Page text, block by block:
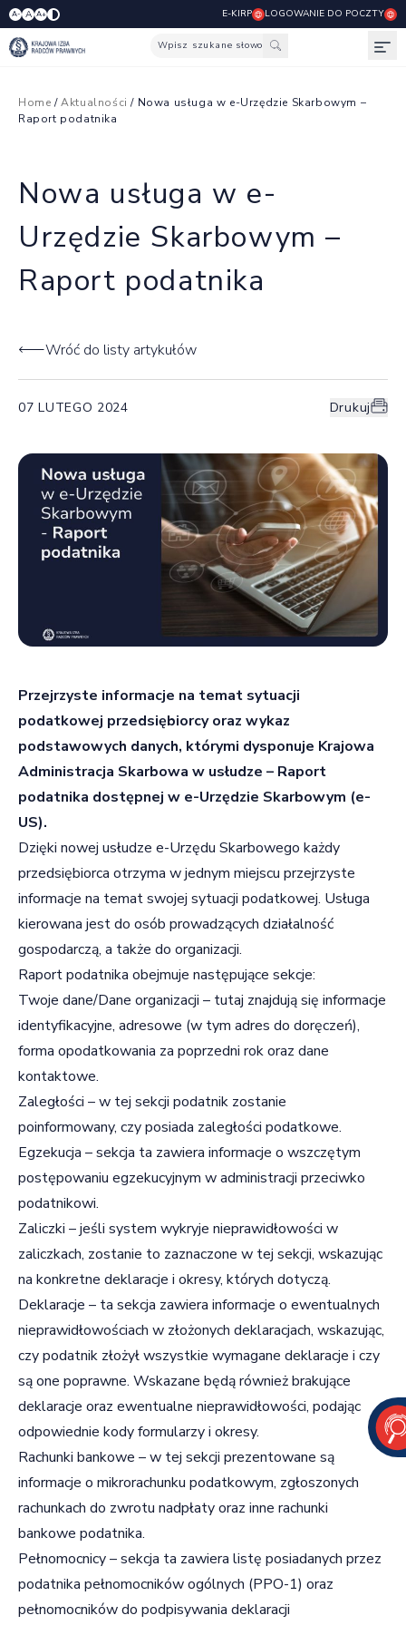
A- A A+ E-KIRP LOGOWANIE DO POCZTY
Wpisz szukane słowo
Home /Aktualności / Nowa usługa w e-Urzędzie Skarbowym –
Raport podatnika
Nowa usługa w e-
Urzędzie Skarbowym –
Raport podatnika
Wróć do listy artykułów
07 LUTEGO 2024 Drukuj
Przejrzyste informacje na temat sytuacji
podatkowej przedsiębiorcy oraz wykaz
podstawowych danych, którymi dysponuje Krajowa
Administracja Skarbowa w usłudze – Raport
podatnika dostępnej w e-Urzędzie Skarbowym (e-
US).
Dzięki nowej usłudze e-Urzędu Skarbowego każdy
przedsiębiorca otrzyma w jednym miejscu przejrzyste
informacje na temat swojej sytuacji podatkowej. Usługa
kierowana jest do osób prowadzących działalność
gospodarczą, a także do organizacji.
Raport podatnika obejmuje następujące sekcje:
Twoje dane/Dane organizacji – tutaj znajdują się informacje
identyfikacyjne, adresowe (w tym adres do doręczeń),
forma opodatkowania za poprzedni rok oraz dane
kontaktowe.
Zaległości – w tej sekcji podatnik zostanie
poinformowany, czy posiada zaległości podatkowe.
Egzekucja – sekcja ta zawiera informacje o wszczętym
postępowaniu egzekucyjnym w administracji przeciwko
podatnikowi.
Zaliczki – jeśli system wykryje nieprawidłowości w
zaliczkach, zostanie to zaznaczone w tej sekcji, wskazując
na konkretne deklaracje i okresy, których dotyczą.
Deklaracje – ta sekcja zawiera informacje o ewentualnych
nieprawidłowościach w złożonych deklaracjach, wskazując,
czy podatnik złożył wszystkie wymagane deklaracje i czy
są one poprawne. Wskazane będą również brakujące
deklaracje oraz ewentualne nieprawidłowości, podając
odpowiednie kody formularzy i okresy.
Rachunki bankowe – w tej sekcji prezentowane są
informacje o mikrorachunku podatkowym, zgłoszonych
rachunkach do zwrotu nadpłaty oraz inne rachunki
bankowe podatnika.
Pełnomocnicy – sekcja ta zawiera listę posiadanych przez
podatnika pełnomocników ogólnych (PPO-1) oraz
pełnomocników do podpisywania deklaracji